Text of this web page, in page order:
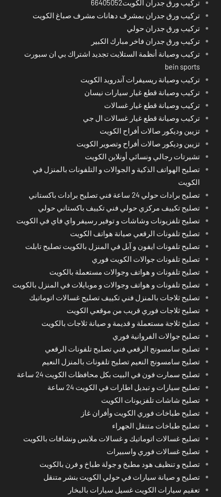
تركيب ورق جدران الكويت66405052
تركيب ورق جدران بمشرف دهانات مشرف صباغ الكويت
تركيب ورق جدران حولي
تركيب ورق جدران فاخر مبارك الكبير
تركيب وصيانة أنظمة الستلايت تجديد اشتراك بي ان سبورت
bein sports
تركيب وصيانة ريسيفرات آندرويد الكويت
تركيب وصيانة قطع غيار سيارات نيسان
تركيب وصيانة قطع غيار غسالات
تركيب وصيانة قطع غيار غسالات ال جي
تزيين وديكور صالات أفراح الكويت
تزيين وديكور صالات أفراح وتصوير الكويت
تشيرتات رجالي ونسائي أونلاين الكويت
تصليح الهواتف الذكية و الجوالات و التلفونات بالمنزل في
الكويت
تصليح برادات حولي 24 ساعة فني تصليح برادات باكستاني
تصليح تكييف مركزي حولي فني تكييف باكستاني حولي
تصليح تلفزيونات وشاشات و توفير رسيفر واي فاي في الكويت
تصليح تلفونات الرقعي صيانة هواتف الكويت
تصليح تلفونات ايفون و آبل في المنزل بالكويت تصليح تابلت
تصليح تلفونات جوالات الكويت فوري
تصليح تلفونات و هواتف وجوالات مستعملة بالكويت
تصليح تلفونات و هواتف وجوالات و موبايلات في المنزل بالكويت
تصليح ثلاجات بالمنزل فني تكييف تصليح غسالات اتوماتيك
تصليح ثلاجات فوري قريب من موقعي الكويت
تصليح ثلاجة مستعملة و قديمة و صيانة ثلاجات بالكويت
تصليح جوالات الفروانية فوري
تصليح سامسونج الرقعي فني تصليح تلفونات الرقعي
تصليح سامسونج النعيم تصليح تلفونات بالمنزل النعيم
تصليح سمارت فون في البيت بكل محافظات الكويت 24 ساعة
تصليح سيارات و تبديل اطارات في الكويت 24 ساعة
تصليح شاشات تلفزيونات الكويت
تصليح طباخات فوري الكويت وأفران غاز
تصليح طباخات متنقل الجهراء
تصليح غسالات اتوماتيك و غسالات ملابس ونشافات بالكويت
تصليح غسالات فوري واسبيرات
تصليح و تنظيف هود مطبخ و جولة طباخ و فرن بالكويت
تصليح و صيانة سيارات في حولي الكويت بنشر متنقل
تعقيم سيارات الكويت غسيل سيارات بالبخار